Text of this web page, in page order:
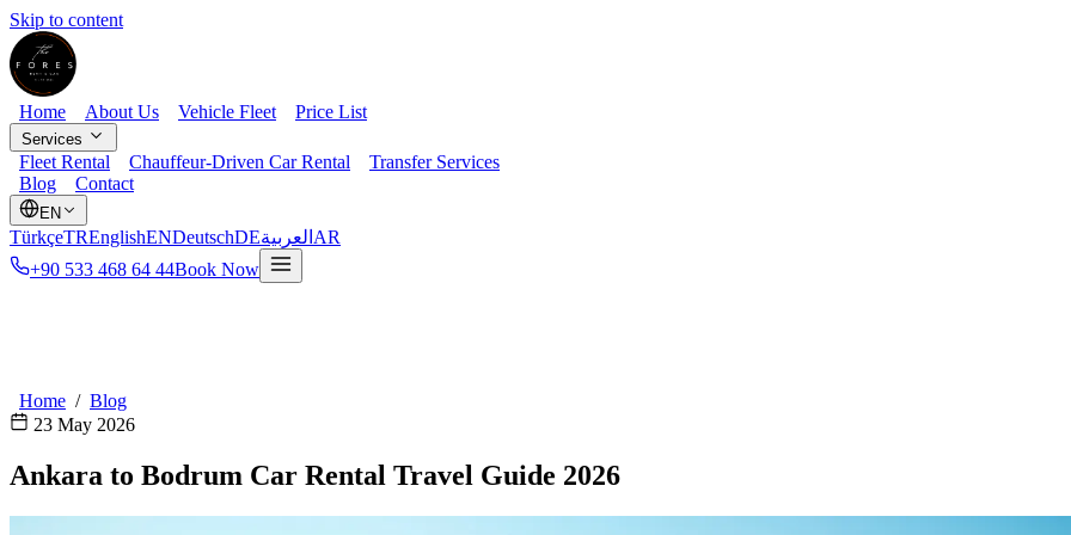
Skip to content
Home About Us Vehicle Fleet Price List
Services
Fleet Rental Chauffeur-Driven Car Rental
Transfer Services
Blog
Contact
EN
TürkçeTREnglishENDeutschDEالعربية AR
+90 533 468 64 44Book Now
Home / Blog
23 May 2026
Ankara to Bodrum Car Rental Travel Guide 2026